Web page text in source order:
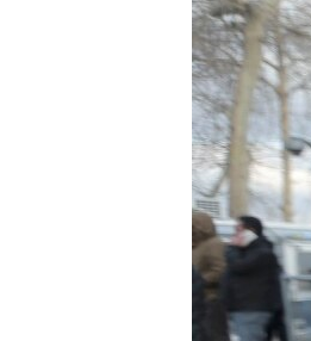
КРЫМ.НЕПОКОРЕННЫЙ
УКРАИНСКАЯ ПРОБЛЕМА КРЫМА